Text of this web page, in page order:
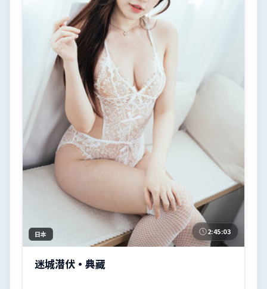
日本 2:45:03
迷城潜伏·典藏